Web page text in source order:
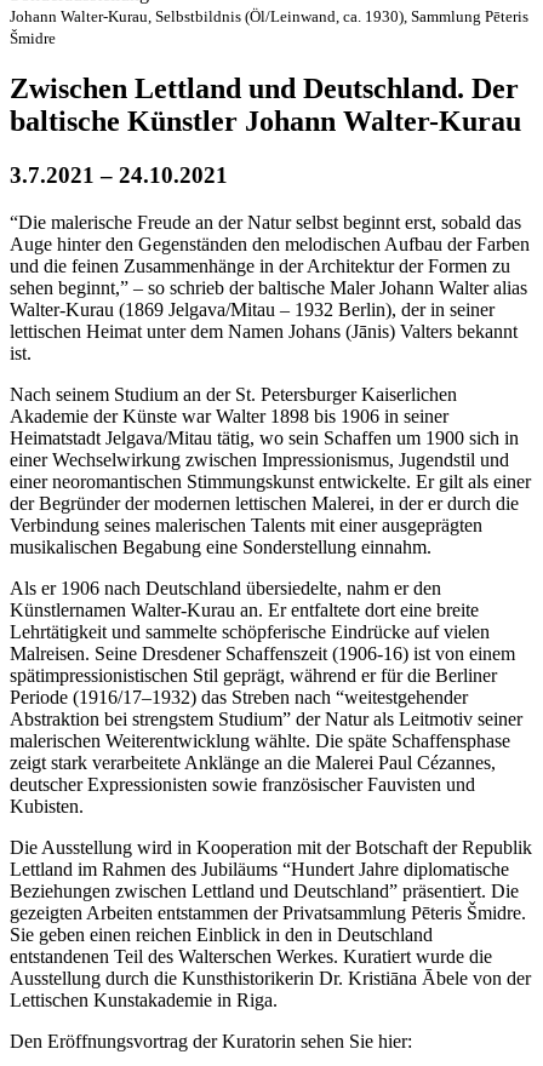
Johann Walter-Kurau, Selbstbildnis (Öl/Leinwand, ca. 1930), Sammlung Pēteris
Šmidre
Zwischen Lettland und Deutschland. Der
baltische Künstler Johann Walter-Kurau
3.7.2021 – 24.10.2021
“Die malerische Freude an der Natur selbst beginnt erst, sobald das
Auge hinter den Gegenständen den melodischen Aufbau der Farben
und die feinen Zusammenhänge in der Architektur der Formen zu
sehen beginnt,” – so schrieb der baltische Maler Johann Walter alias
Walter-Kurau (1869 Jelgava/Mitau – 1932 Berlin), der in seiner
lettischen Heimat unter dem Namen Johans (Jānis) Valters bekannt
ist.
Nach seinem Studium an der St. Petersburger Kaiserlichen
Akademie der Künste war Walter 1898 bis 1906 in seiner
Heimatstadt Jelgava/Mitau tätig, wo sein Schaffen um 1900 sich in
einer Wechselwirkung zwischen Impressionismus, Jugendstil und
einer neoromantischen Stimmungskunst entwickelte. Er gilt als einer
der Begründer der modernen lettischen Malerei, in der er durch die
Verbindung seines malerischen Talents mit einer ausgeprägten
musikalischen Begabung eine Sonderstellung einnahm.
Als er 1906 nach Deutschland übersiedelte, nahm er den
Künstlernamen Walter-Kurau an. Er entfaltete dort eine breite
Lehrtätigkeit und sammelte schöpferische Eindrücke auf vielen
Malreisen. Seine Dresdener Schaffenszeit (1906-16) ist von einem
spätimpressionistischen Stil geprägt, während er für die Berliner
Periode (1916/17–1932) das Streben nach “weitestgehender
Abstraktion bei strengstem Studium” der Natur als Leitmotiv seiner
malerischen Weiterentwicklung wählte. Die späte Schaffensphase
zeigt stark verarbeitete Anklänge an die Malerei Paul Cézannes,
deutscher Expressionisten sowie französischer Fauvisten und
Kubisten.
Die Ausstellung wird in Kooperation mit der Botschaft der Republik
Lettland im Rahmen des Jubiläums “Hundert Jahre diplomatische
Beziehungen zwischen Lettland und Deutschland” präsentiert. Die
gezeigten Arbeiten entstammen der Privatsammlung Pēteris Šmidre.
Sie geben einen reichen Einblick in den in Deutschland
entstandenen Teil des Walterschen Werkes. Kuratiert wurde die
Ausstellung durch die Kunsthistorikerin Dr. Kristiāna Ābele von der
Lettischen Kunstakademie in Riga.
Den Eröffnungsvortrag der Kuratorin sehen Sie hier: